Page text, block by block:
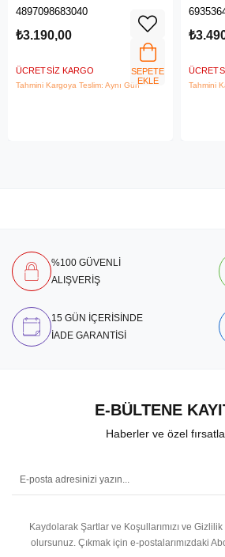
6 ROUTER
4897098683040
₺3.190,00
ÜCRETSIZ KARGO
Tahmini Kargoya Teslim: Aynı Gün
SEPETE
EKLE
4G/3G
Tahmini
%100 GÜVENLİ
ALIŞVERİŞ
15 GÜN İÇERİSİNDE
İADE GARANTİSİ
E-BÜLTENE
Haberler ve özel
Kaydolarak Şartlar ve Koşullarımızı ve
olursunuz. Çıkmak için e-postalarımızdaki